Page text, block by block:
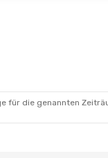
für die genannten